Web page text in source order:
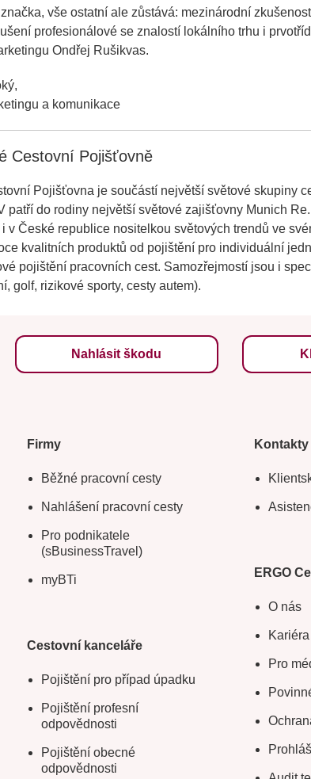
značka, vše ostatní ale zůstává: mezinárodní
profesionálové se znalostí lokálního trhu i
Ondřej Rušikvas.
a komunikace
Cestovní Pojišťovně
Pojišťovna je součástí největší světové skupiny
patří do rodiny největší světové zajišťovny Munich
v České republice nositelkou světových trendů ve
kvalitních produktů od pojištění pro individuální
pojištění pracovních cest. Samozřejmostí jsou i
golf, rizikové sporty, cesty autem).
Nahlásit škodu
Firmy
Běžné pracovní cesty
Nahlášení pracovní cesty
Pro podnikatele
(sBusinessTravel)
myBTi
Cestovní kanceláře
Pojištění pro případ úpadku
Pojištění profesní
odpovědnosti
Pojištění obecné
odpovědnosti
Kontakty
ERGO
O nás
Kariéra
Pro